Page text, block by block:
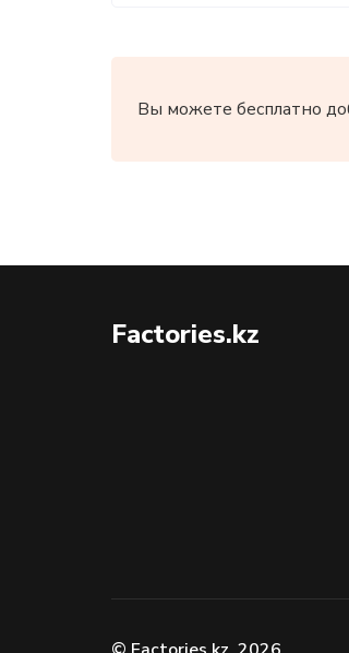
Вы можете бесплатно
Factories.kz